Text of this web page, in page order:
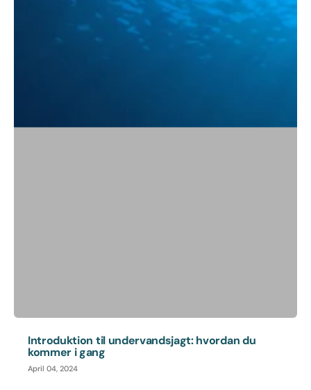
Introduktion til undervandsjagt: hvordan du
kommer i gang
April 04, 2024